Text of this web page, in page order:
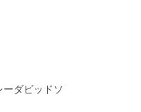
ダビッドソ